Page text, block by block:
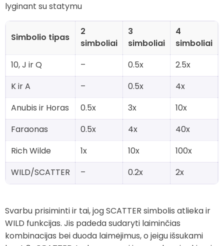
lyginant su statymu
Simbolio tipas
2
simboliai
3
simboliai
4
simboliai
10, J ir Q
– 0.5x 2.5x
K ir A
– 0.5x 4x
Anubis ir Horas
0.5x 3x 10x
Faraonas
0.5x 4x 40x
Rich Wilde
1x 10x 100x
WILD/SCATTER
– 0.2x 2x
Svarbu prisiminti ir tai, jog SCATTER simbolis atlieka ir
WILD funkcijas. Jis padeda sudaryti laiminčias
kombinacijas bei duoda laimėjimus, o jeigu išsukami